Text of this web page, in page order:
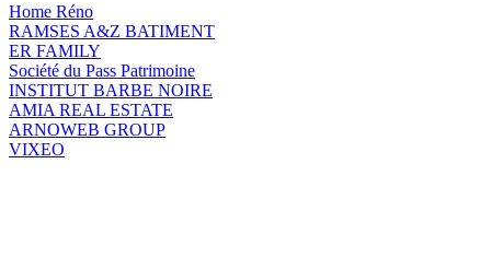
Home Réno
RAMSES A&Z BATIMENT
ER FAMILY
Société du Pass Patrimoine
INSTITUT BARBE NOIRE
AMIA REAL ESTATE
ARNOWEB GROUP
VIXEO